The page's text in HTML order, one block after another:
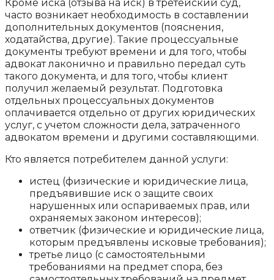
Кроме иска (отзыва на иск) в третейский суд,
часто возникает необходимость в составлении
дополнительных документов (пояснения,
ходатайства, другие). Такие процессуальные
документы требуют времени и для того, чтобы
адвокат лаконично и правильно передал суть
такого документа, и для того, чтобы клиент
получил желаемый результат. Подготовка
отдельных процессуальных документов
оплачивается отдельно от других юридических
услуг, с учетом сложности дела, затраченного
адвокатом времени и другими составляющими.
Кто является потребителем данной услуги:
истец (физические и юридические лица,
предъявившие иск о защите своих
нарушенных или оспариваемых прав, или
охраняемых законом интересов);
ответчик (физические и юридические лица,
которым предъявлены исковые требования);
третье лицо (с самостоятельными
требованиями на предмет спора, без